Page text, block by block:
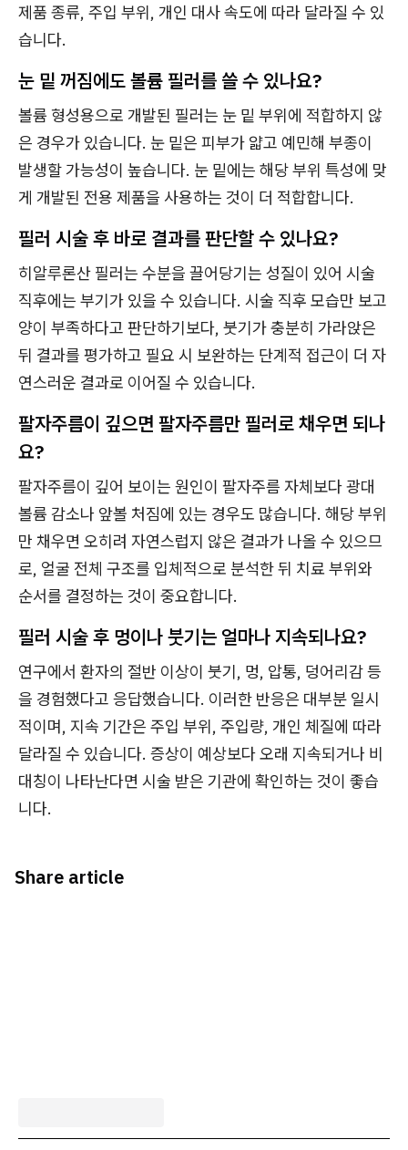
제품 종류, 주입 부위, 개인 대사 속도에 따라 달라질 수 있
습니다.
눈 밑 꺼짐에도 볼륨 필러를 쓸 수 있나요?
볼륨 형성용으로 개발된 필러는 눈 밑 부위에 적합하지 않
은 경우가 있습니다. 눈 밑은 피부가 얇고 예민해 부종이
발생할 가능성이 높습니다. 눈 밑에는 해당 부위 특성에 맞
게 개발된 전용 제품을 사용하는 것이 더 적합합니다.
필러 시술 후 바로 결과를 판단할 수 있나요?
히알루론산 필러는 수분을 끌어당기는 성질이 있어 시술
직후에는 부기가 있을 수 있습니다. 시술 직후 모습만 보고
양이 부족하다고 판단하기보다, 붓기가 충분히 가라앉은
뒤 결과를 평가하고 필요 시 보완하는 단계적 접근이 더 자
연스러운 결과로 이어질 수 있습니다.
팔자주름이 깊으면 팔자주름만 필러로 채우면 되나
요?
팔자주름이 깊어 보이는 원인이 팔자주름 자체보다 광대
볼륨 감소나 앞볼 처짐에 있는 경우도 많습니다. 해당 부위
만 채우면 오히려 자연스럽지 않은 결과가 나올 수 있으므
로, 얼굴 전체 구조를 입체적으로 분석한 뒤 치료 부위와
순서를 결정하는 것이 중요합니다.
필러 시술 후 멍이나 붓기는 얼마나 지속되나요?
연구에서 환자의 절반 이상이 붓기, 멍, 압통, 덩어리감 등
을 경험했다고 응답했습니다. 이러한 반응은 대부분 일시
적이며, 지속 기간은 주입 부위, 주입량, 개인 체질에 따라
달라질 수 있습니다. 증상이 예상보다 오래 지속되거나 비
대칭이 나타난다면 시술 받은 기관에 확인하는 것이 좋습
니다.
Share article